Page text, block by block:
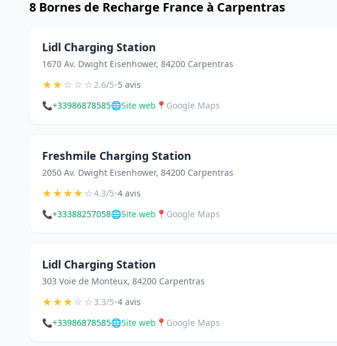
8 Bornes de Recharge France à Carpentras
Lidl Charging Station
1670 Av. Dwight Eisenhower, 84200 Carpentras
★★☆☆☆2.6/5•5 avis
📞+33986878585🌐Site web 📍 Google Maps
Freshmile Charging Station
2050 Av. Dwight Eisenhower, 84200 Carpentras
★★★★☆4.3/5•4 avis
📞+33388257058🌐Site web 📍 Google Maps
Lidl Charging Station
303 Voie de Monteux, 84200 Carpentras
★★★☆☆3.3/5•4 avis
📞+33986878585🌐Site web 📍 Google Maps